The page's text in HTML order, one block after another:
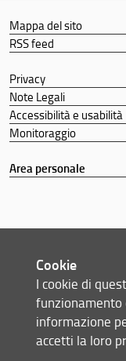
Mappa del sito
RSS feed
Privacy
Note Legali
Accessibilità e usabilità
Monitoraggio
Area personale
© Copyright
Cookie
I cookie di
funzionamento
informazione
accetti la loro